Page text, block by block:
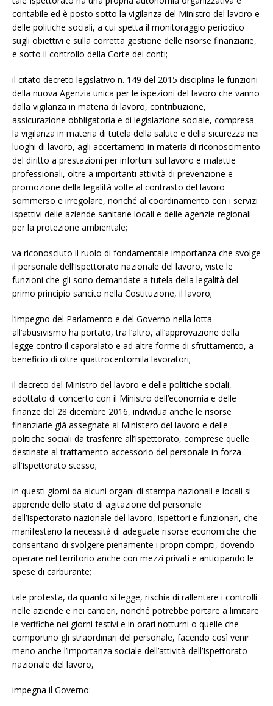
contabile ed è posto sotto la vigilanza del Ministro del lavoro e
delle politiche sociali, a cui spetta il monitoraggio periodico
sugli obiettivi e sulla corretta gestione delle risorse finanziarie,
e sotto il controllo della Corte dei conti;
il citato decreto legislativo n. 149 del 2015 disciplina le funzioni
della nuova Agenzia unica per le ispezioni del lavoro che vanno
dalla vigilanza in materia di lavoro, contribuzione,
assicurazione obbligatoria e di legislazione sociale, compresa
la vigilanza in materia di tutela della salute e della sicurezza nei
luoghi di lavoro, agli accertamenti in materia di riconoscimento
del diritto a prestazioni per infortuni sul lavoro e malattie
professionali, oltre a importanti attività di prevenzione e
promozione della legalità volte al contrasto del lavoro
sommerso e irregolare, nonché al coordinamento con i servizi
ispettivi delle aziende sanitarie locali e delle agenzie regionali
per la protezione ambientale;
va riconosciuto il ruolo di fondamentale importanza che svolge
il personale dell’Ispettorato nazionale del lavoro, viste le
funzioni che gli sono demandate a tutela della legalità del
primo principio sancito nella Costituzione, il lavoro;
l’impegno del Parlamento e del Governo nella lotta
all’abusivismo ha portato, tra l’altro, all’approvazione della
legge contro il caporalato e ad altre forme di sfruttamento, a
beneficio di oltre quattrocentomila lavoratori;
il decreto del Ministro del lavoro e delle politiche sociali,
adottato di concerto con il Ministro dell’economia e delle
finanze del 28 dicembre 2016, individua anche le risorse
finanziarie già assegnate al Ministero del lavoro e delle
politiche sociali da trasferire all’Ispettorato, comprese quelle
destinate al trattamento accessorio del personale in forza
all’Ispettorato stesso;
in questi giorni da alcuni organi di stampa nazionali e locali si
apprende dello stato di agitazione del personale
dell’Ispettorato nazionale del lavoro, ispettori e funzionari, che
manifestano la necessità di adeguate risorse economiche che
consentano di svolgere pienamente i propri compiti, dovendo
operare nel territorio anche con mezzi privati e anticipando le
spese di carburante;
tale protesta, da quanto si legge, rischia di rallentare i controlli
nelle aziende e nei cantieri, nonché potrebbe portare a limitare
le verifiche nei giorni festivi e in orari notturni o quelle che
comportino gli straordinari del personale, facendo così venir
meno anche l’importanza sociale dell’attività dell’Ispettorato
nazionale del lavoro,
impegna il Governo: